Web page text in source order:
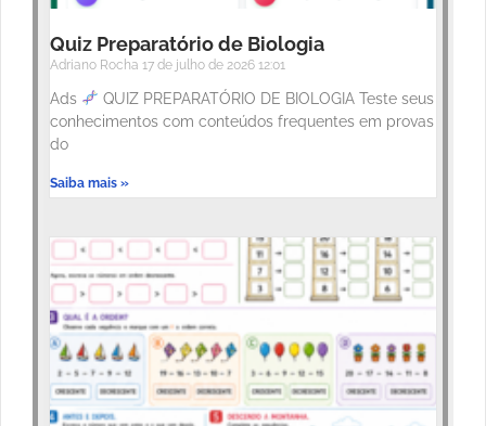
Quiz Preparatório de Biologia
Adriano Rocha 17 de julho de 2026 12:01
Ads
QUIZ PREPARATÓRIO DE BIOLOGIA Teste seus
conhecimentos com conteúdos frequentes em provas
do
Saiba mais »